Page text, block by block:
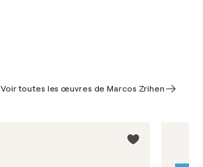
Voir toutes les œuvres de Marcos Zrihen